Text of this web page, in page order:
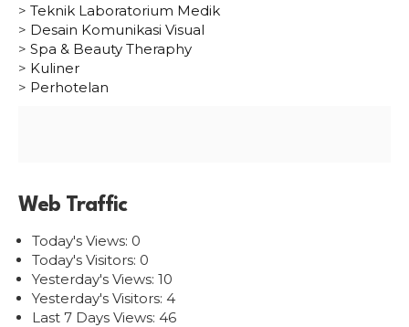
> Teknik Laboratorium Medik
> Desain Komunikasi Visual
> Spa & Beauty Theraphy
> Kuliner
> Perhotelan
Web Traffic
Today's Views: 0
Today's Visitors: 0
Yesterday's Views: 10
Yesterday's Visitors: 4
Last 7 Days Views: 46